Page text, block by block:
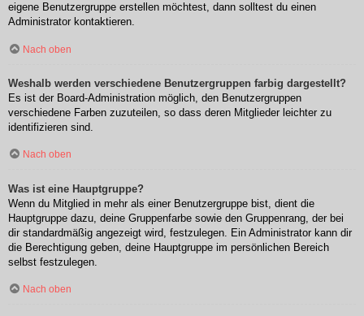
eigene Benutzergruppe erstellen möchtest, dann solltest du einen
Administrator kontaktieren.
Nach oben
Weshalb werden verschiedene Benutzergruppen farbig dargestellt?
Es ist der Board-Administration möglich, den Benutzergruppen
verschiedene Farben zuzuteilen, so dass deren Mitglieder leichter zu
identifizieren sind.
Nach oben
Was ist eine Hauptgruppe?
Wenn du Mitglied in mehr als einer Benutzergruppe bist, dient die
Hauptgruppe dazu, deine Gruppenfarbe sowie den Gruppenrang, der bei
dir standardmäßig angezeigt wird, festzulegen. Ein Administrator kann dir
die Berechtigung geben, deine Hauptgruppe im persönlichen Bereich
selbst festzulegen.
Nach oben